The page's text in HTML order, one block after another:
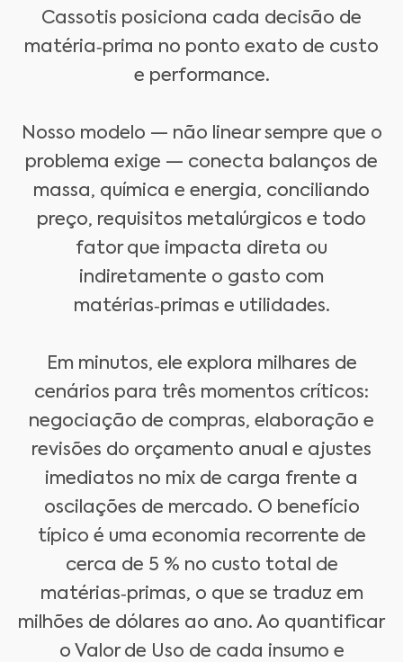
Cassotis posiciona cada decisão de
matéria‑prima no ponto exato de custo
e performance.
Nosso modelo — não linear sempre que o
problema exige — conecta balanços de
massa, química e energia, conciliando
preço, requisitos metalúrgicos e todo
fator que impacta direta ou
indiretamente o gasto com
matérias‑primas e utilidades.
Em minutos, ele explora milhares de
cenários para três momentos críticos:
negociação de compras, elaboração e
revisões do orçamento anual e ajustes
imediatos no mix de carga frente a
oscilações de mercado. O benefício
típico é uma economia recorrente de
cerca de 5 % no custo total de
matérias‑primas, o que se traduz em
milhões de dólares ao ano. Ao quantificar
o Valor de Uso de cada insumo e